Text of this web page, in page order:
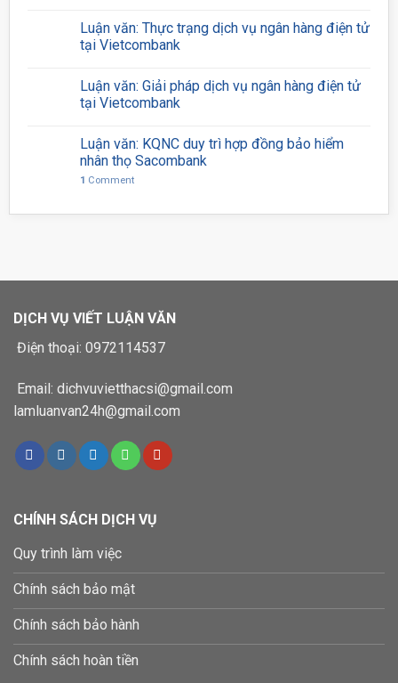
Luận văn: Thực trạng dịch vụ ngân hàng điện tử
tại Vietcombank
Luận văn: Giải pháp dịch vụ ngân hàng điện tử
tại Vietcombank
Luận văn: KQNC duy trì hợp đồng bảo hiểm
nhân thọ Sacombank
1 Comment
DỊCH VỤ VIẾT LUẬN VĂN
Điện thoại: 0972114537
Email: dichvuvietthacsi@gmail.com
lamluanvan24h@gmail.com
CHÍNH SÁCH DỊCH VỤ
Quy trình làm việc
Chính sách bảo mật
Chính sách bảo hành
Chính sách hoàn tiền